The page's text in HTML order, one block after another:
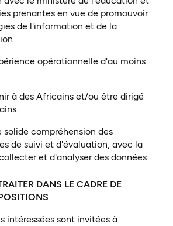
prenantes en vue de promouvoir
de l'information et de la
opérationnelle d'au moins
à des Africains et/ou être dirigé
solide compréhension des
de suivi et d'évaluation, avec la
et d'analyser des données.
DANS LE CADRE DE
intéressées sont invitées à